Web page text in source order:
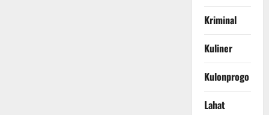
Kriminal
Kuliner
Kulonprogo
Lahat